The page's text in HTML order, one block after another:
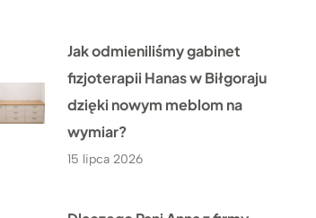
Jak odmieniliśmy gabinet
fizjoterapii Hanas w Biłgoraju
dzięki nowym meblom na
wymiar?
15 lipca 2026